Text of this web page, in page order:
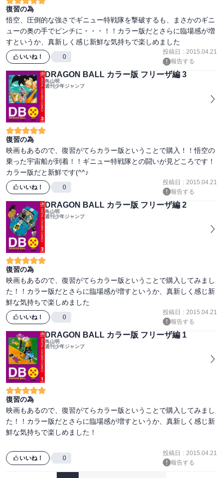
復習の為
悟空、圧倒的な強さでギニュー特戦隊を撃破するも、まさかのギニ
ューの奥の手でピンチに・・・！！カラー版だとさらに臨場感が増
いいね！ 0
投稿日 : 2015.04.21
報告する
DRAGON BALL カラー版 フリーザ編 3
鳥山明
週刊少年ジャンプ
復習の為
映画もあるので、復習がてらカラー版ということで購入！！悟空の
乗った宇宙船が到着！！ギニュー特戦隊との闘いが見どころです！
いいね！ 0
投稿日 : 2015.04.21
報告する
DRAGON BALL カラー版 フリーザ編 2
鳥山明
週刊少年ジャンプ
復習の為
映画もあるので、復習がてらカラー版ということで購入してみまし
た！！カラー版だとさらに臨場感が増すというか、真新しく感じ新
鮮な気持ちで楽しめました
いいね！ 0
投稿日 : 2015.04.21
報告する
DRAGON BALL カラー版 フリーザ編 1
鳥山明
週刊少年ジャンプ
復習の為
映画もあるので、復習がてらカラー版ということで購入してみまし
た！！カラー版だとさらに臨場感が増すというか、真新しく感じ新
鮮な気持ちで楽しめました！
いいね！ 0
投稿日 : 2015.04.21
報告する